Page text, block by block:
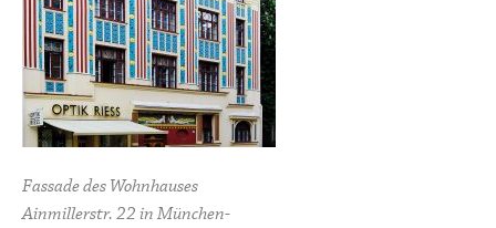
Fassade des Wohnhauses
Ainmillerstr. 22 in München-